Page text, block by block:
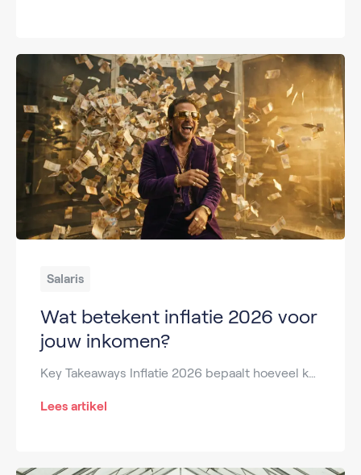
Salaris
Wat betekent inflatie 2026 voor
jouw inkomen?
Lees artikel